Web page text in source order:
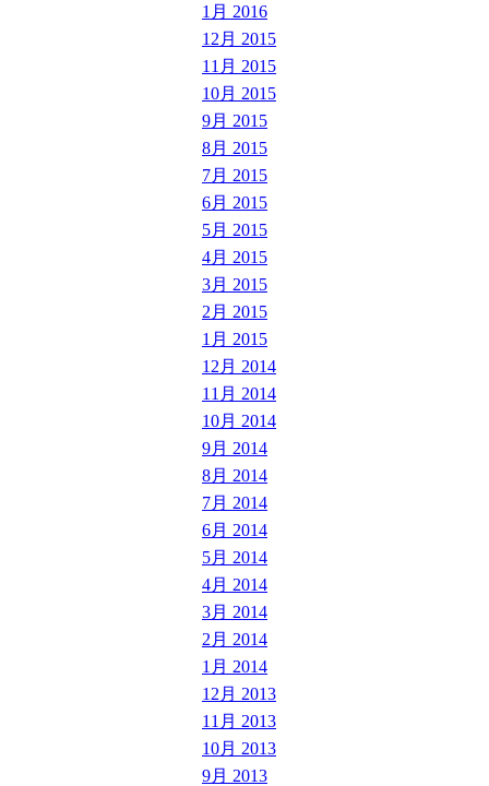
1月 2016
12月 2015
11月 2015
10月 2015
9月 2015
8月 2015
7月 2015
6月 2015
5月 2015
4月 2015
3月 2015
2月 2015
1月 2015
12月 2014
11月 2014
10月 2014
9月 2014
8月 2014
7月 2014
6月 2014
5月 2014
4月 2014
3月 2014
2月 2014
1月 2014
12月 2013
11月 2013
10月 2013
9月 2013